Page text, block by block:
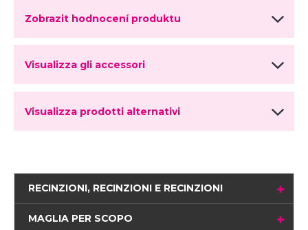
Zobrazit hodnocení produktu
Visualizza gli accessori
Visualizza prodotti alternativi
RECINZIONI, RECINZIONI E RECINZIONI
MAGLIA PER SCOPO